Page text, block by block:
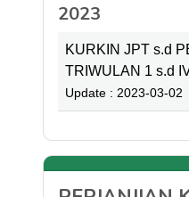
2023
KURKIN JPT s.d
TRIWULAN 1 s.d
Update : 2023-03-02